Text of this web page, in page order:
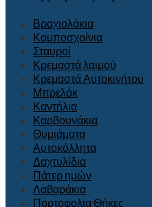
Βραχιολάκια
Κομποσχοίνια
Σταυροί
Κρεμαστά λαιμού
Κρεμαστά Αυτοκινήτου
Μπρελόκ
Καντήλια
Καρβουνάκια
Θυμιάματα
Αυτοκόλλητα
Δαχτυλίδια
Πάτερ ημών
Λαβαράκια
Πορτοφολια Θήκες